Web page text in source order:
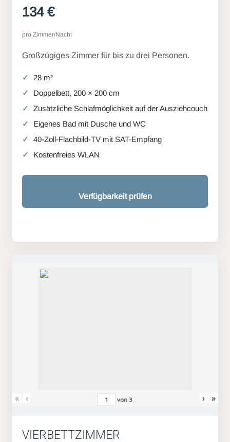
134 €
pro Zimmer/Nacht
Großzügiges Zimmer für bis zu drei Personen.
28 m²
Doppelbett, 200 × 200 cm
Zusätzliche Schlafmöglichkeit auf der Ausziehcouch
Eigenes Bad mit Dusche und WC
40-Zoll-Flachbild-TV mit SAT-Empfang
Kostenfreies WLAN
Verfügbarkeit prüfen
« ‹ von3 › »
VIERBETTZIMMER